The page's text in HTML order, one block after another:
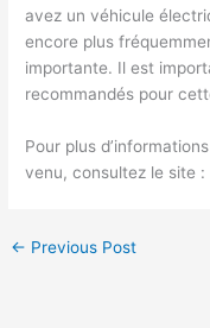
avez un véhicule
encore plus
importante. Il est
recommandés pour
Pour plus
venu, consultez le site
← Previous Post